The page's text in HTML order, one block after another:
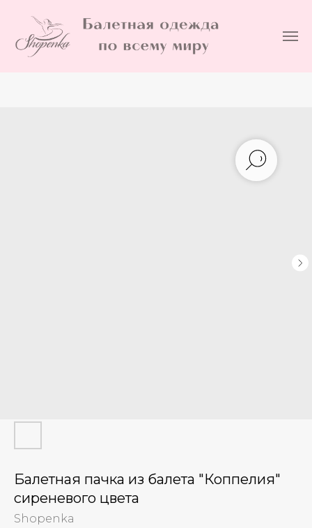
Балетная пачка из балета "Коппелия"
сиреневого цвета
Shopenka